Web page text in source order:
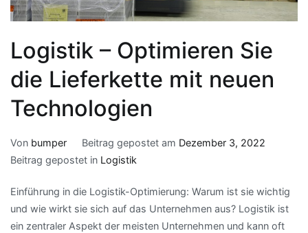
Logistik – Optimieren Sie
die Lieferkette mit neuen
Technologien
Von bumper Beitrag gepostet am Dezember 3, 2022
Beitrag gepostet in Logistik
Einführung in die Logistik-Optimierung: Warum ist sie wichtig
und wie wirkt sie sich auf das Unternehmen aus? Logistik ist
ein zentraler Aspekt der meisten Unternehmen und kann oft